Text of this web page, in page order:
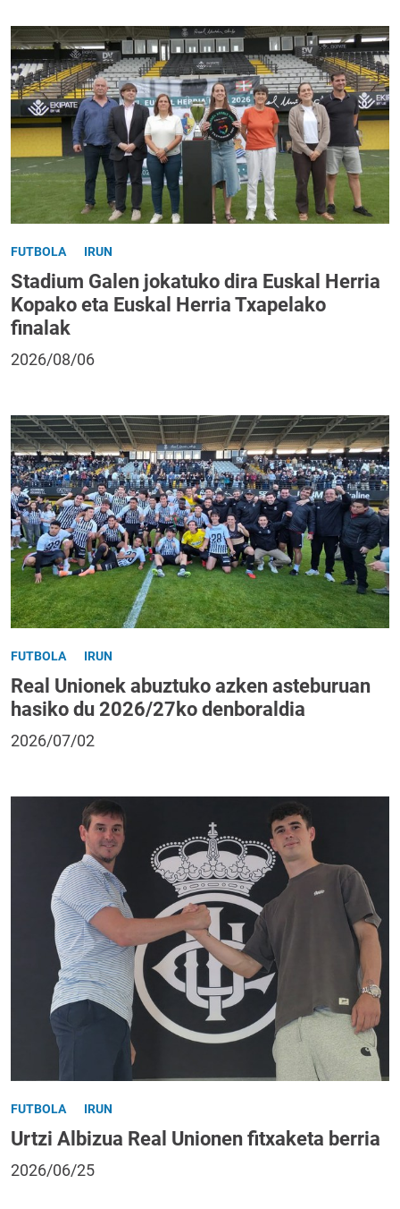
FUTBOLA IRUN
Stadium Galen jokatuko dira Euskal Herria
Kopako eta Euskal Herria Txapelako
finalak
2026/08/06
FUTBOLA IRUN
Real Unionek abuztuko azken asteburuan
hasiko du 2026/27ko denboraldia
2026/07/02
FUTBOLA IRUN
Urtzi Albizua Real Unionen fitxaketa berria
2026/06/25